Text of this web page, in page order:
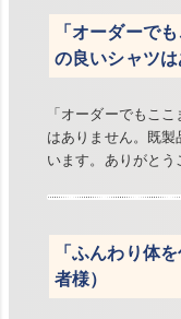
「オーダーで
の良いシャツは
「オーダーでもこ
はありません。既
います。ありがとう
「ふんわり体
者様）